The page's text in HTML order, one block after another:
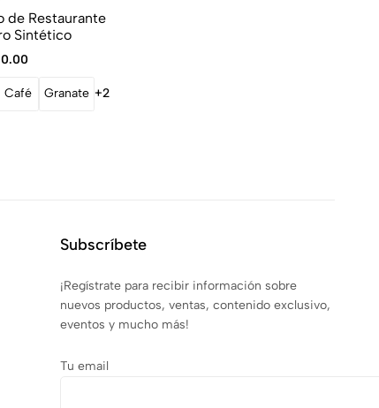
de Restaurante
Sintético
Café Granate +2
Subscríbete
¡Regístrate para recibir información sobre
nuevos productos, ventas, contenido exclusivo,
eventos y mucho más!
Tu email